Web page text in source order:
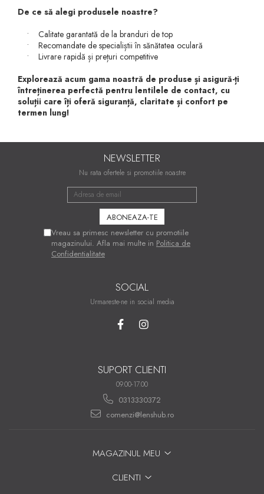
De ce să alegi produsele noastre?
• Calitate garantată de la branduri de top
• Recomandate de specialiștii în sănătatea oculară
• Livrare rapidă și prețuri competitive
Explorează acum gama noastră de produse și asigură-ți
întreținerea perfectă pentru lentilele de contact, cu
soluții care îți oferă siguranță, claritate și confort pe
termen lung!
NEWSLETTER
Nu rata ofertele si promotiile noastre
Vreau sa primesc newsletter cu promotiile
magazinului. Afla mai multe in Politica de
Confidentialitate
SOCIAL
Urmareste-ne in social media
SUPORT CLIENTI
09.00-17.00
0313330372
comenzi@lenshub.ro
MAGAZINUL MEU
CLIENTI